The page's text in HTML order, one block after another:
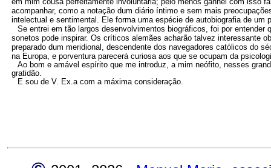
acompanhar, como a notação dum diário íntimo e sem mais
intelectual e sentimental. Ele forma uma espécie de autobiografia de
Se entrei em tão largos desenvolvimentos biográficos, foi por
sonetos pode inspirar. Os críticos alemães acharão talvez interessante
preparado dum meridional, descendente dos navegadores católicos do
na Europa, e porventura parecerá curiosa aos que se ocupam da
Ao bom e amável espírito que me introduz, a mim neófito, nesses
gratidão.
E sou de V. Ex.a com a máxima consideração.